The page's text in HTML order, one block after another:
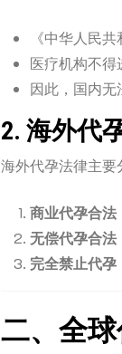
《中华人民
医疗机构不得
因此，国内无
2. 海外代
海外代孕法律主要
商业代孕合法
无偿代孕合法
完全禁止代孕
二、全